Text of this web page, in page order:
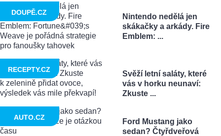
Nintendo nedělá jen
skákačky a arkády. Fire
Emblem: ...
DOUPĚ.CZ
Svěží letní saláty, které
vás v horku neunaví:
Zkuste ...
RECEPTY.CZ
Ford Mustang jako
sedan? Čtyřdveřová
AUTO.CZ